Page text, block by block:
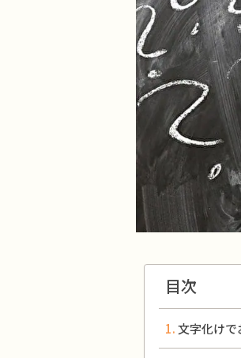
目次
文字化け